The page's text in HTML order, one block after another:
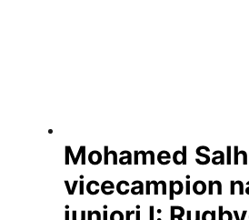
Mohamed
vicecampion